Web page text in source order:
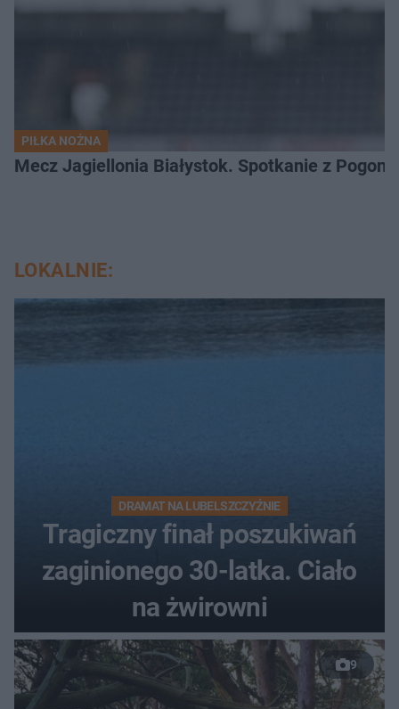
PIŁKA NOŻNA
Mecz Jagiellonia Białystok. Spotkanie z
LOKALNIE:
DRAMAT NA LUBELSZCZYŹNIE
Tragiczny finał poszukiwań
zaginionego 30-latka. Ciało
na żwirowni
9